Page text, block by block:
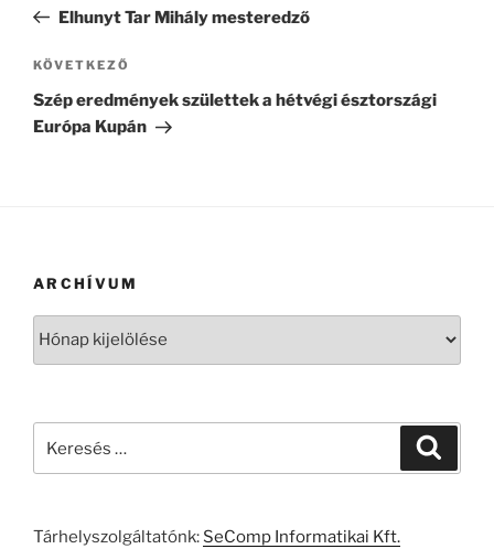
bejegyzés
Elhunyt Tar Mihály mesteredző
Következő
bejegyzés
KÖVETKEZŐ
Szép eredmények születtek a hétvégi észtországi
Európa Kupán
ARCHÍVUM
Tárhelyszolgáltatónk: SeComp Informatikai Kft.